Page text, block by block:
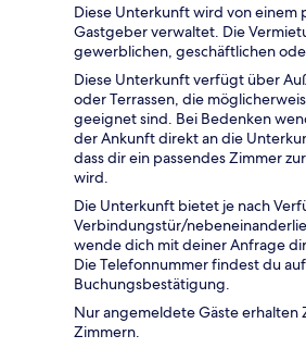
Diese Unterkunft wird von einem
Gastgeber verwaltet. Die
gewerblichen, geschäftlichen
Diese Unterkunft verfügt über
oder Terrassen, die
geeignet sind. Bei Bedenken
der Ankunft direkt an die
dass dir ein passendes Zimmer
wird.
Die Unterkunft bietet je nach
Verbindungstür/
wende dich mit deiner Anfrage
Die Telefonnummer findest du
Buchungsbestätigung.
Nur angemeldete Gäste erhalten
Zimmern.